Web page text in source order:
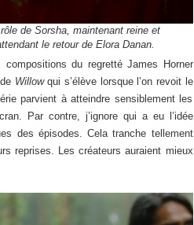
de Sorsha, maintenant reine et
le retour de Elora Danan.
du regretté James Horner
Willowqui s’élève lorsque l’on revoit le
parvient à atteindre sensiblement les
Par contre, j’ignore qui a eu l’idée
des épisodes. Cela tranche tellement
reprises. Les créateurs auraient mieux